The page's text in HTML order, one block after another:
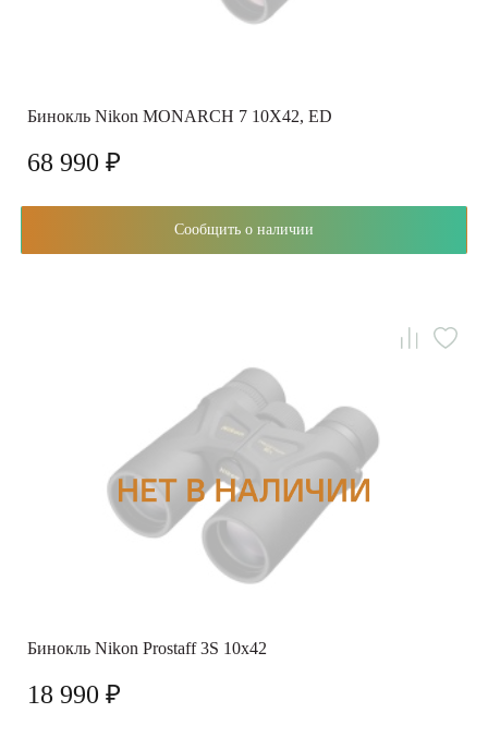
Бинокль Nikon MONARCH 7 10X42, ED
68 990 ₽
Сообщить о наличии
Бинокль Nikon Prostaff 3S 10x42
18 990 ₽